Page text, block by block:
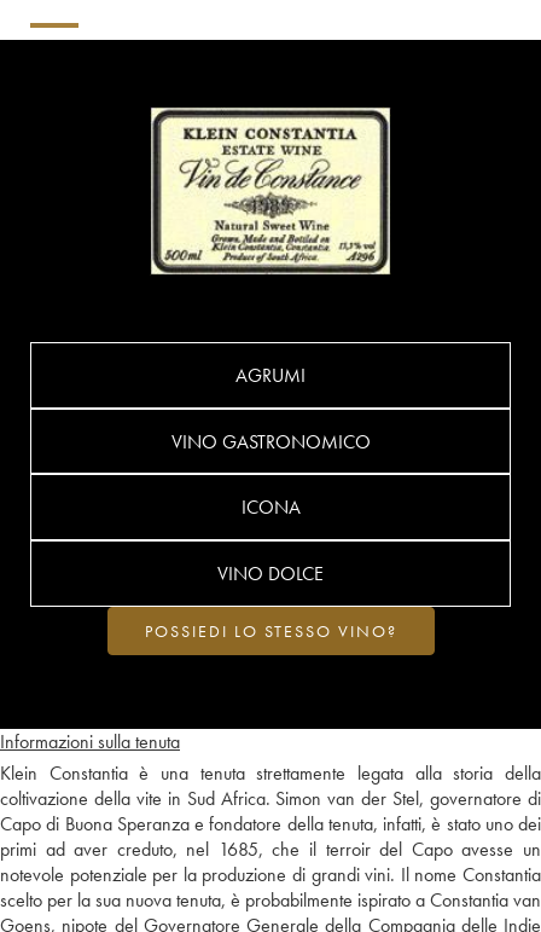
Informazioni sulla tenuta
Klein Constantia è una tenuta strettamente legata alla storia della
coltivazione della vite in Sud Africa. Simon van der Stel, governatore di
Capo di Buona Speranza e fondatore della tenuta, infatti, è stato uno dei
primi ad aver creduto, nel 1685, che il terroir del Capo avesse un
notevole potenziale per la produzione di grandi vini. Il nome Constantia
scelto per la sua nuova tenuta, è probabilmente ispirato a Constantia van
Goens, nipote del Governatore Generale della Compagnia delle Indie
AGRUMI
VINO GASTRONOMICO
ICONA
VINO DOLCE
POSSIEDI LO STESSO VINO?